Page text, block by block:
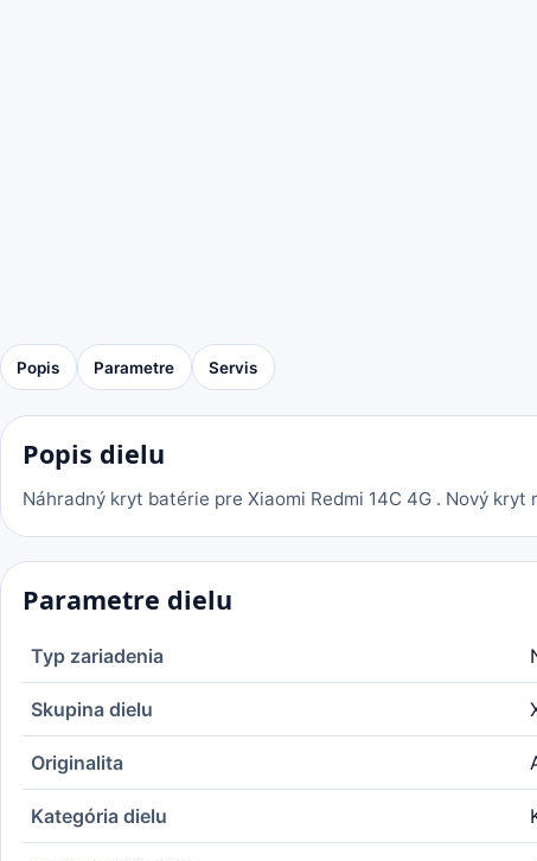
Popis Parametre Servis
Popis dielu
Náhradný kryt batérie pre Xiaomi Redmi 14C 4G . Nový
Parametre dielu
Typ zariadenia
Skupina dielu
Originalita
Kategória dielu